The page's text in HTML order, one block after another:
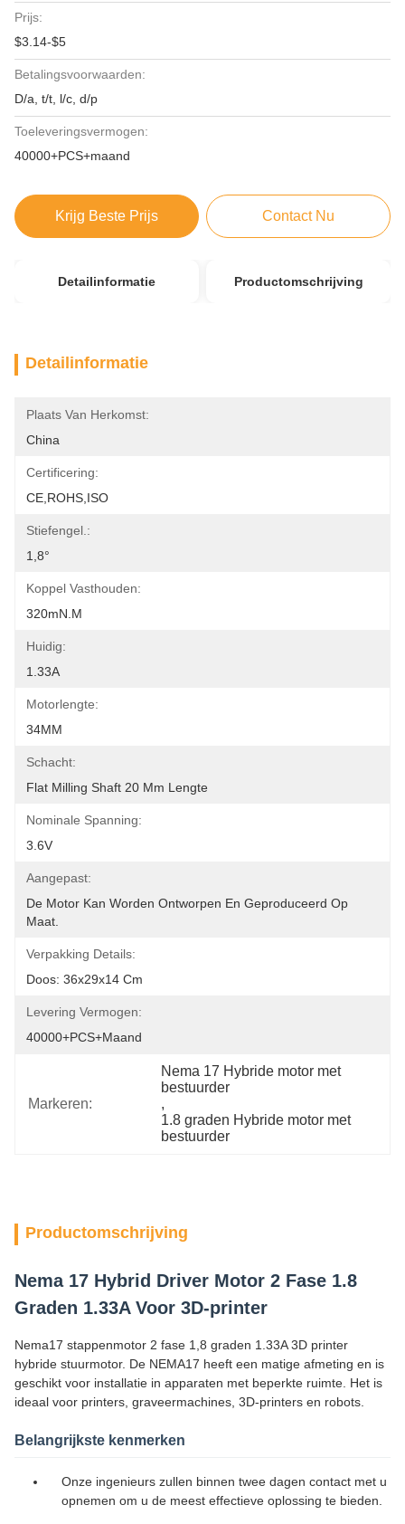
Prijs:
$3.14-$5
Betalingsvoorwaarden:
D/a, t/t, l/c, d/p
Toeleveringsvermogen:
40000+PCS+maand
Krijg Beste Prijs Contact Nu
Detailinformatie Productomschrijving
Detailinformatie
Plaats Van Herkomst:
China
Certificering:
CE,ROHS,ISO
Stiefengel.:
1,8°
Koppel Vasthouden:
320mN.m
Huidig:
1.33A
Motorlengte:
34MM
Schacht:
Flat Milling Shaft 20 Mm Lengte
Nominale Spanning:
3.6V
Aangepast:
De Motor Kan Worden Ontworpen En Geproduceerd Op
Maat.
Verpakking Details:
Doos: 36x29x14 Cm
Levering Vermogen:
40000+PCS+maand
Markeren:
Nema 17 Hybride motor met
bestuurder
,
1.8 graden Hybride motor met
bestuurder
Productomschrijving
Nema 17 Hybrid Driver Motor 2 Fase 1.8
Graden 1.33A Voor 3D-printer
Nema17 stappenmotor 2 fase 1,8 graden 1.33A 3D printer
hybride stuurmotor. De NEMA17 heeft een matige afmeting en is
geschikt voor installatie in apparaten met beperkte ruimte. Het is
ideaal voor printers, graveermachines, 3D-printers en robots.
Belangrijkste kenmerken
Onze ingenieurs zullen binnen twee dagen contact met u
opnemen om u de meest effectieve oplossing te bieden.